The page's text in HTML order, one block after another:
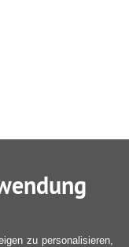
zu personalisieren,